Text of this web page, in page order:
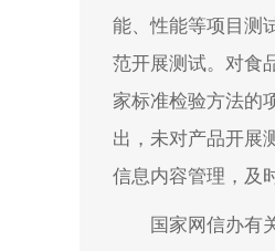
能、性能等项目测
范开展测试。对食
家标准检验方法的
出，未对产品开展
信息内容管理，及
国家网信办有